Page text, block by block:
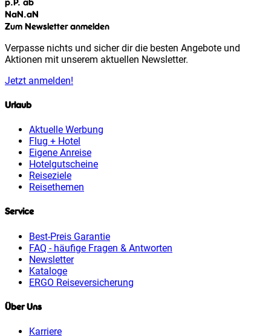
NaN.aN
Zum Newsletter anmelden
Verpasse nichts und sicher dir die besten Angebote und
Aktionen mit unserem aktuellen Newsletter.
Jetzt anmelden!
Urlaub
Aktuelle Werbung
Flug + Hotel
Eigene Anreise
Hotelgutscheine
Reiseziele
Reisethemen
Service
Best-Preis Garantie
FAQ - häufige Fragen & Antworten
Newsletter
Kataloge
ERGO Reiseversicherung
Über Uns
Karriere